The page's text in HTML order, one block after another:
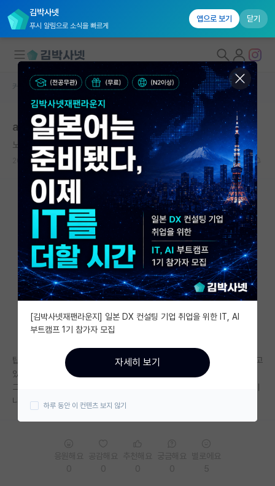
김박사넷
푸시 알림으로 소식을 빠르게
앱으로 보기 닫기
대학원생 모집
국내대학원 정보
연구실&오픈랩
커뮤니티
커뮤니티 홈
전체글보기
베스트 게시판
IF 명예의전당
자유 게시판(아무개랩)
미국 유학 게시판
미국 대학원 합격 후기 게시판
대학원생 모집 게시판
연구실(PI) 홍보 게시판
커뮤니티 홈 자유 게시판(아무개랩)
ai workshop의 위상
노래하는 쇼펜하우어*
2026.05.16
34 2459
탑컨퍼의 workshop은 main track과는 위상이 많이 차이나는것으로 알고
있습니다. publication도 아니구요
그러면 workshop은 어느 정도라고 보는게 맞을까요? 그래도 국제 저널이
나 2 혹은 3티어 conference보다는 어렵다고 봐야하나요?
[김박사넷재팬라운지] 일본 DX 컨설팅 기업 취업을 위한 IT, AI
부트캠프 1기 참가자 모집
자세히 보기
하루 동안 이 컨텐츠 보지 않기